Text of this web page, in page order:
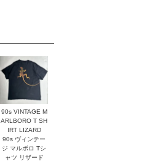
90s VINTAGE M
ARLBORO T SH
IRT LIZARD
90s ヴィンテー
ジ マルボロ Tシ
ャツ リザード